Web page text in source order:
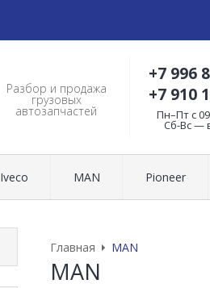
Разбор и продажа
грузовых
автозапчастей
+7 996
+7 910
Пн–Пт с
Cб-Вс —
Iveco MAN Pioneer
Главная MAN
MAN